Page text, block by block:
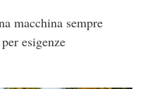
macchina sempre
esigenze